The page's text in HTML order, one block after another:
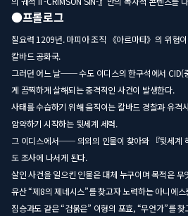
●프롤로그
칠요력 1209년. 마피아 조직 《아르마타》의 위협
칼바드 공화국.
그러던 어느 날── 수도 이디스의 한구석에서 CID(
게 끔찍하게 살해되는 충격적인 사건이 발생한다.
사태를 수습하기 위해 움직이는 칼바드 경찰과 유격
암약하기 시작하는 뒷세계 세력.
그 이디스에서── 의외의 인물이 찾아와 『뒷세계
도 조사에 나서게 된다.
살인 사건을 일으킨 인물은 대체 누구이며 목적은
유산 “제8의 제네시스”를 찾고자 노력하는 아니에
짐승과도 같은 “검붉은” 이형의 포효, “무언가”를